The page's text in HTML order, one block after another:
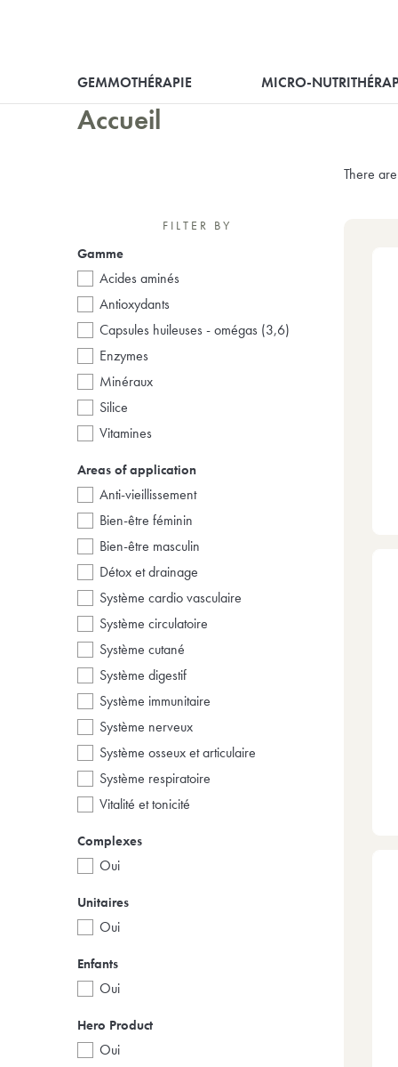
GEMMOTHÉRAPIE MICRO-
Accueil
FILTER BY
Gamme
acides aminés
antioxydants
capsules huileuses - omégas (3,6)
enzymes
minéraux
silice
vitamines
Areas of application
anti-vieillissement
bien-être féminin
bien-être masculin
détox et drainage
système cardio vasculaire
système circulatoire
système cutané
système digestif
système immunitaire
système nerveux
système osseux et articulaire
système respiratoire
vitalité et tonicité
Complexes
oui
Unitaires
oui
Enfants
oui
Hero Product
oui
There